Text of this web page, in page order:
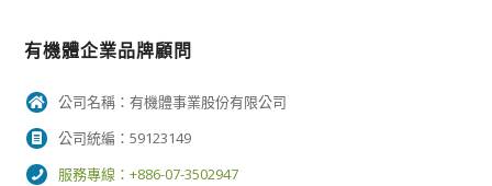
有機體企業品牌顧問
公司名稱：有機體事業股份有限公司
公司統編：59123149
服務專線：+886-07-3502947